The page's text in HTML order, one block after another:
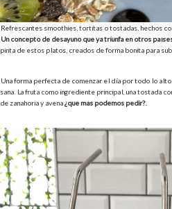
Refrescantes smoothies, tortitas o tostadas, hechos
Un concepto de desayuno que ya triunfa en otros
pinta de estos platos, creados de forma bonita para
Una forma perfecta de comenzar el día por todo lo
sana. La fruta como ingrediente principal, una tostada
de zanahoria y avena¿qué más podemos pedir?.